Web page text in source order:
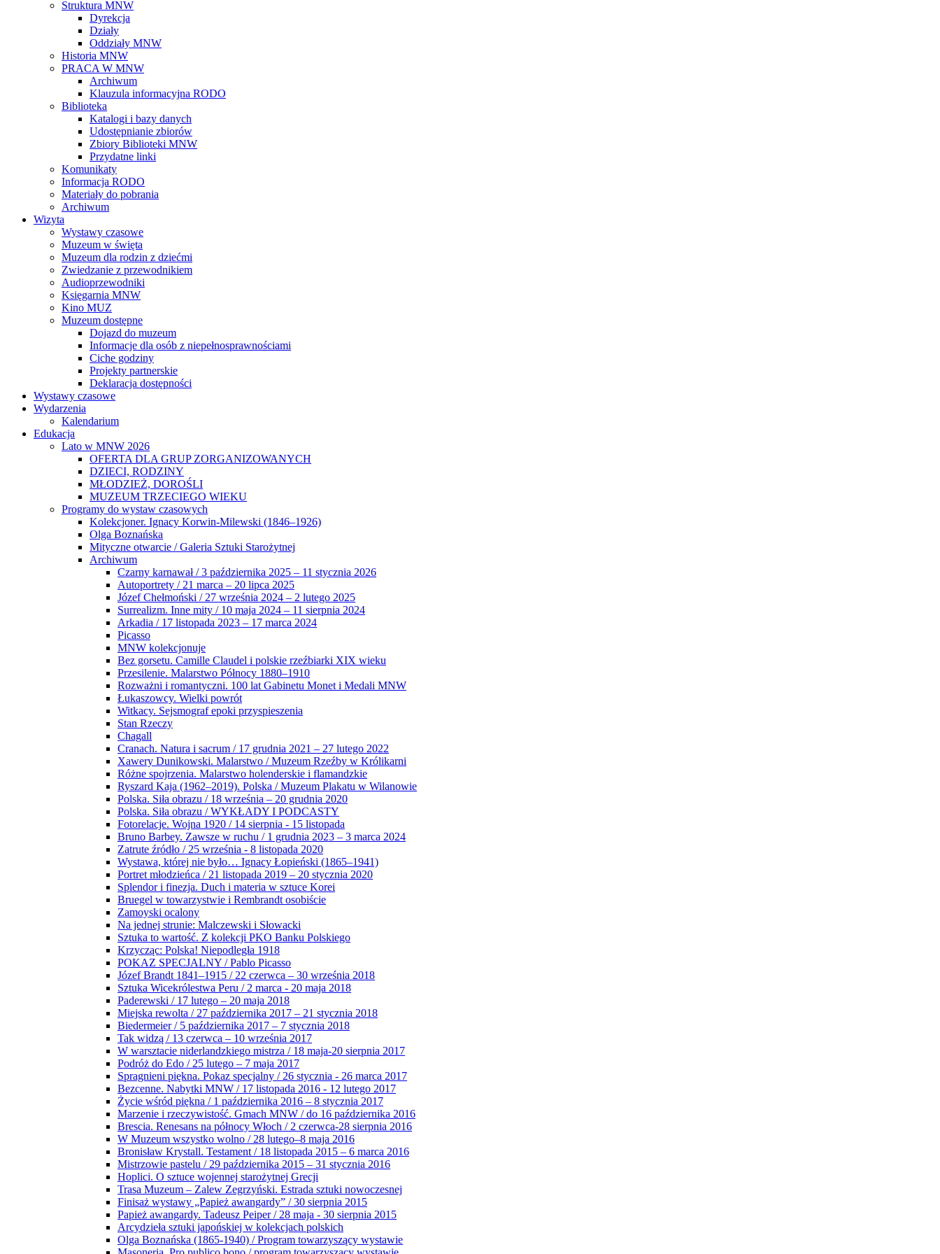
Struktura MNW
Dyrekcja
Działy
Oddziały MNW
Historia MNW
PRACA W MNW
Archiwum
Klauzula informacyjna RODO
Biblioteka
Katalogi i bazy danych
Udostępnianie zbiorów
Zbiory Biblioteki MNW
Przydatne linki
Komunikaty
Informacja RODO
Materiały do pobrania
Archiwum
Wizyta
Wystawy czasowe
Muzeum w święta
Muzeum dla rodzin z dziećmi
Zwiedzanie z przewodnikiem
Audioprzewodniki
Księgarnia MNW
Kino MUZ
Muzeum dostępne
Dojazd do muzeum
Informacje dla osób z niepełnosprawnościami
Ciche godziny
Projekty partnerskie
Deklaracja dostępności
Wystawy czasowe
Wydarzenia
Kalendarium
Edukacja
Lato w MNW 2026
OFERTA DLA GRUP ZORGANIZOWANYCH
DZIECI, RODZINY
MŁODZIEŻ, DOROŚLI
MUZEUM TRZECIEGO WIEKU
Programy do wystaw czasowych
Kolekcjoner. Ignacy Korwin-Milewski (1846–1926)
Olga Boznańska
Mityczne otwarcie / Galeria Sztuki Starożytnej
Archiwum
Czarny karnawał / 3 października 2025 – 11 stycznia 2026
Autoportrety / 21 marca – 20 lipca 2025
Józef Chełmoński / 27 września 2024 – 2 lutego 2025
Surrealizm. Inne mity / 10 maja 2024 – 11 sierpnia 2024
Arkadia / 17 listopada 2023 – 17 marca 2024
Picasso
MNW kolekcjonuje
Bez gorsetu. Camille Claudel i polskie rzeźbiarki XIX wieku
Przesilenie. Malarstwo Północy 1880–1910
Rozważni i romantyczni. 100 lat Gabinetu Monet i Medali MNW
Łukaszowcy. Wielki powrót
Witkacy. Sejsmograf epoki przyspieszenia
Stan Rzeczy
Chagall
Cranach. Natura i sacrum / 17 grudnia 2021 – 27 lutego 2022
Xawery Dunikowski. Malarstwo / Muzeum Rzeźby w Królikarni
Różne spojrzenia. Malarstwo holenderskie i flamandzkie
Ryszard Kaja (1962–2019). Polska / Muzeum Plakatu w Wilanowie
Polska. Siła obrazu / 18 września – 20 grudnia 2020
Polska. Siła obrazu / WYKŁADY I PODCASTY
Fotorelacje. Wojna 1920 / 14 sierpnia - 15 listopada
Bruno Barbey. Zawsze w ruchu / 1 grudnia 2023 – 3 marca 2024
Zatrute źródło / 25 września - 8 listopada 2020
Wystawa, której nie było… Ignacy Łopieński (1865–1941)
Portret młodzieńca / 21 listopada 2019 – 20 stycznia 2020
Splendor i finezja. Duch i materia w sztuce Korei
Bruegel w towarzystwie i Rembrandt osobiście
Zamoyski ocalony
Na jednej strunie: Malczewski i Słowacki
Sztuka to wartość. Z kolekcji PKO Banku Polskiego
Krzycząc: Polska! Niepodległa 1918
POKAZ SPECJALNY / Pablo Picasso
Józef Brandt 1841–1915 / 22 czerwca – 30 września 2018
Sztuka Wicekrólestwa Peru / 2 marca - 20 maja 2018
Paderewski / 17 lutego – 20 maja 2018
Miejska rewolta / 27 października 2017 – 21 stycznia 2018
Biedermeier / 5 października 2017 – 7 stycznia 2018
Tak widzą / 13 czerwca – 10 września 2017
W warsztacie niderlandzkiego mistrza / 18 maja-20 sierpnia 2017
Podróż do Edo / 25 lutego – 7 maja 2017
Spragnieni piękna. Pokaz specjalny / 26 stycznia - 26 marca 2017
Bezcenne. Nabytki MNW / 17 listopada 2016 - 12 lutego 2017
Życie wśród piękna / 1 października 2016 – 8 stycznia 2017
Marzenie i rzeczywistość. Gmach MNW / do 16 października 2016
Brescia. Renesans na północy Włoch / 2 czerwca-28 sierpnia 2016
W Muzeum wszystko wolno / 28 lutego–8 maja 2016
Bronisław Krystall. Testament / 18 listopada 2015 – 6 marca 2016
Mistrzowie pastelu / 29 października 2015 – 31 stycznia 2016
Hoplici. O sztuce wojennej starożytnej Grecji
Trasa Muzeum – Zalew Zegrzyński. Estrada sztuki nowoczesnej
Finisaż wystawy „Papież awangardy” / 30 sierpnia 2015
Papież awangardy. Tadeusz Peiper / 28 maja - 30 sierpnia 2015
Arcydzieła sztuki japońskiej w kolekcjach polskich
Olga Boznańska (1865-1940) / Program towarzyszący wystawie